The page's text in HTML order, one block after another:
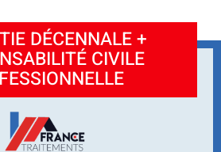
DÉCENNALE +
CIVILE